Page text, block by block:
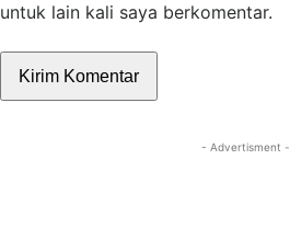
untuk lain kali saya berkomentar.
- Advertisment -